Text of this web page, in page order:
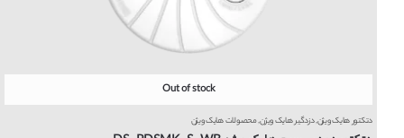
Out of stock
دتکتور هایک ویژن,دزدگیر هایک ویژن,محصولات هایک ویژن